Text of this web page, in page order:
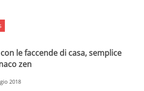
le faccende di casa, semplice
zen
2018